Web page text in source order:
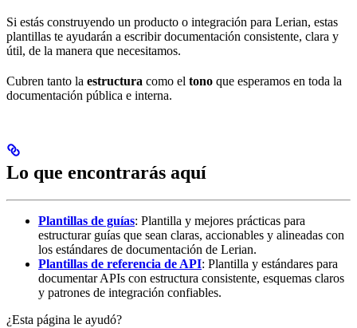
Si estás construyendo un producto o integración para Lerian, estas
plantillas te ayudarán a escribir documentación consistente, clara y
útil, de la manera que necesitamos.
Cubren tanto la estructura como el tono que esperamos en toda la
documentación pública e interna.
Lo que encontrarás aquí
Plantillas de guías: Plantilla y mejores prácticas para
estructurar guías que sean claras, accionables y alineadas con
los estándares de documentación de Lerian.
Plantillas de referencia de API: Plantilla y estándares para
documentar APIs con estructura consistente, esquemas claros
y patrones de integración confiables.
¿Esta página le ayudó?